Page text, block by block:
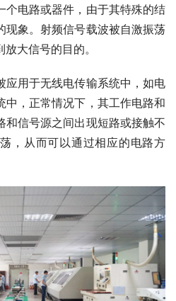
个电路或器件，由于其特殊的结
现象。射频信号载波被自激振荡
大信号的目的。
应用于无线电传输系统中，如电
中，正常情况下，其工作电路和
和信号源之间出现短路或接触不
，从而可以通过相应的电路方